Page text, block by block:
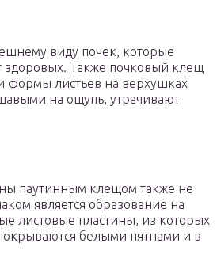
виду почек, которые
здоровых. Также почковый клещ
формы листьев на верхушках
на ощупь, утрачивают
паутинным клещом также не
является образование на
листовые пластины, из которых
белыми пятнами и в